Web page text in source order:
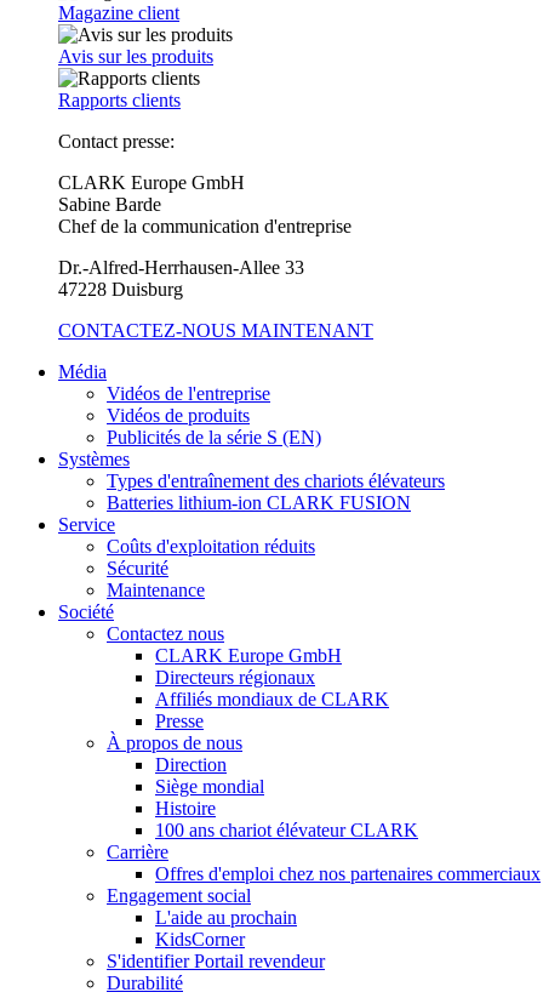
Magazine client
Avis sur les produits
Rapports clients
Contact presse:
CLARK Europe GmbH
Sabine Barde
Chef de la communication d'entreprise
Dr.-Alfred-Herrhausen-Allee 33
47228 Duisburg
CONTACTEZ-NOUS MAINTENANT
Média
Vidéos de l'entreprise
Vidéos de produits
Publicités de la série S (EN)
Systèmes
Types d'entraînement des chariots élévateurs
Batteries lithium-ion CLARK FUSION
Service
Coûts d'exploitation réduits
Sécurité
Maintenance
Société
Contactez nous
CLARK Europe GmbH
Directeurs régionaux
Affiliés mondiaux de CLARK
Presse
À propos de nous
Direction
Siège mondial
Histoire
100 ans chariot élévateur CLARK
Carrière
Offres d'emploi chez nos partenaires commerciaux
Engagement social
L'aide au prochain
KidsCorner
S'identifier Portail revendeur
Durabilité